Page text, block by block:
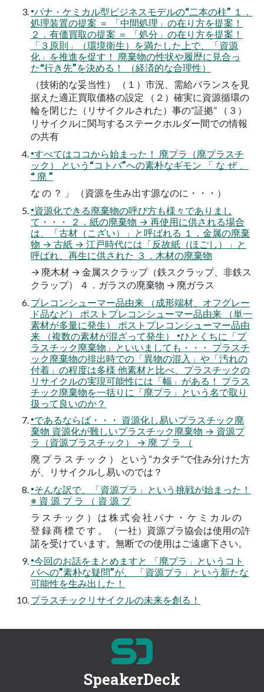
•パナ・ケミカル型ビジネスモデルの“二本の柱” １．
処理装置の提案 ＝ 「中間処理」の在り方を提案！
２．有価買取の提案 ＝ 「処分」の在り方を提案！
「３原則」（環境衛生）を満たした上で、「資源
化」を推進を促す！ 廃棄物の性状や履歴に見合っ
た“行き先”を決める！ （経済的な合理性）
（技術的な妥当性） （１）市況、需給バランスを見
据えた適正買取価格の設定 （２）確実に資源循環の
輪を閉じた（リサイクルされた）事の“証拠” （３）
リサイクルに関与するステークホルダー間での情報
の共有
•すべてはココから始まった！ 廃プラ（廃プラスチ
ック） という“コトバ”への素朴なギモン 「 な ぜ 、
“ 廃 ”
な の ？ 」 （資源を生み出す源なのに・・・）
•資源化できる廃棄物の呼び方も様々でありまし
て・・・ ２．紙の廃棄物 → 再使用に供される場合
は、「古材（こざい）」と呼ばれる １．金属の廃棄
物 → 古紙 → 江戸時代には「反故紙（ほごし）」と
呼ばれ、再生に供された ３．木材の廃棄物
→ 廃木材 → 金属スクラップ（鉄スクラップ、非鉄ス
クラップ） ４．ガラスの廃棄物 → 廃ガラス
プレコンシューマー品由来 （成形端材、オフグレー
ド品など） ポストプレコンシューマー品由来 （単一
素材が多量に発生） ポストプレコンシューマー品由
来 （複数の素材が混ざって発生） •ひとくちに「プ
ラスチック廃棄物」といいましても・・・ プラスチ
ック廃棄物の排出時での「異物の混入」や「汚れの
付着」の程度は多様 他素材と比べ、プラスチックの
リサイクルの実現可能性には「幅」がある！ プラス
チック廃棄物を一括りに「廃プラ」という名で取り
扱って良いのか？
•であるならば・・・ 資源化し易いプラスチック廃
棄物 資源化が難しいプラスチック廃棄物 → 資源プ
ラ（資源プラスチック） → 廃 プ ラ （
廃 プ ラ ス チ ッ ク ） という“カタチ”で住み分けた方
が、リサイクルし易いのでは？
•そんな訳で、「資源プラ」という挑戦が始まった！
※ 資 源 プ ラ （ 資 源 プ
ラ ス チ ッ ク ） は 株 式 会 社 パ ナ ・ ケ ミ カ ル の
登 録 商 標 で す 。 （一社）資源プラ協会は使用の許
諾を受けています。無断での使用はご遠慮下さい。
•今回のお話をまとめますと 「廃プラ」というコト
バへの”素朴な疑問”が、 「資源プラ」という新たな
可能性を生み出した！
プラスチックリサイクルの未来を創る！
SpeakerDeck